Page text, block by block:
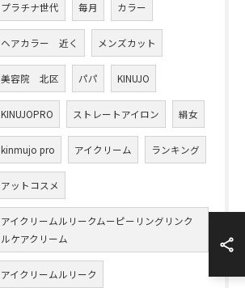
プラチナ世代 毎月 カラー
ヘアカラー 近く メンズカット
美容院 北区 パパ KINUJO
KINUJOPRO ストレートアイロン 絹女
kinmujo pro アイクリーム ランキング
アットコスメ
アイクリームルリークムーピーリングリンク
ルケアクリーム
アイクリームルリーク